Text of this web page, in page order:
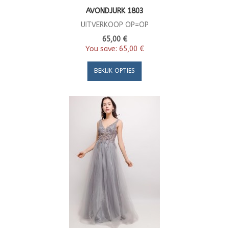
AVONDJURK 1803
UITVERKOOP OP=OP
65,00 €
You save: 65,00 €
BEKIJK OPTIES